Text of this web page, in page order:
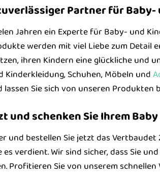
Partner für
Jahren ein Experte für Baby- und
werden mit viel Liebe zum
ihren Kindern eine glückliche und
Kinderkleidung, Schuhen, Möbeln und
Sie sich von unseren Produkten
und schenken Sie Ihrem
und bestellen Sie jetzt das
verdient. Wir sind sicher, dass Sie
Profitieren Sie von unserem